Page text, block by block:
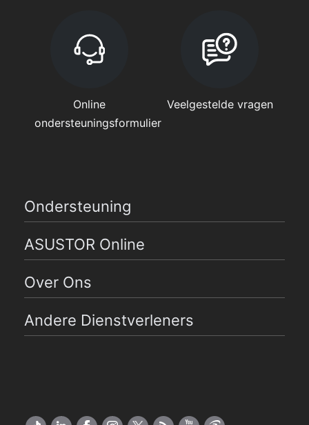
Online
ondersteuningsformulier
Veelgestelde vragen
Ondersteuning
ASUSTOR Online
Over Ons
Andere Dienstverleners